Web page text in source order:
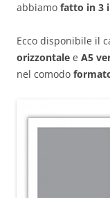
abbiamo fatto in 3
Ecco disponibile il
orizzontale e A5
nel comodo